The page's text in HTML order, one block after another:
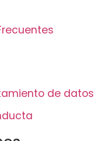
de datos